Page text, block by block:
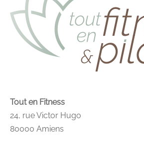
Tout en Fitness
24, rue Victor Hugo
80000 Amiens